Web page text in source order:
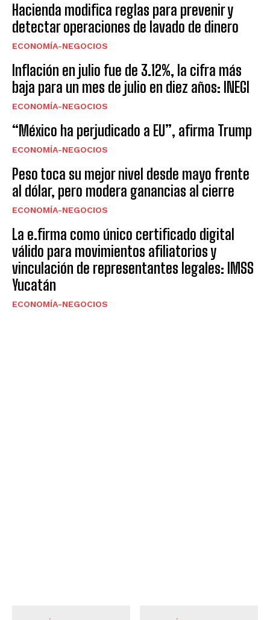
Hacienda modifica reglas para prevenir y
detectar operaciones de lavado de dinero
ECONOMÍA-NEGOCIOS
Inflación en julio fue de 3.12%, la cifra más
baja para un mes de julio en diez años: INEGI
ECONOMÍA-NEGOCIOS
“México ha perjudicado a EU”, afirma Trump
ECONOMÍA-NEGOCIOS
Peso toca su mejor nivel desde mayo frente
al dólar, pero modera ganancias al cierre
ECONOMÍA-NEGOCIOS
La e.firma como único certificado digital
válido para movimientos afiliatorios y
vinculación de representantes legales: IMSS
Yucatán
ECONOMÍA-NEGOCIOS